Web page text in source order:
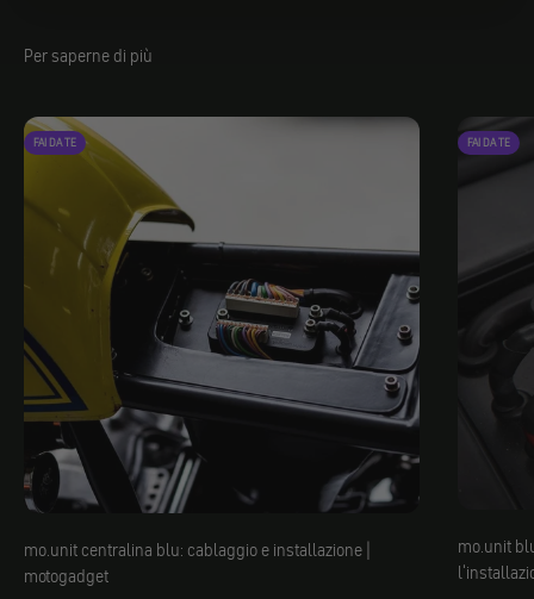
Per saperne di più
FAI DA TE
mo.unit centralina blu: cablaggio e installazione |
motogadget
FAI DA TE
mo.unit